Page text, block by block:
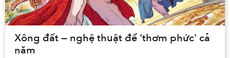
Xông đất — nghệ thuật để 'thơm phức' cả
năm